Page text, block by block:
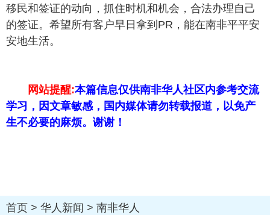
移民和签证的动向，抓住时机和机会，合法办理自己
的签证。希望所有客户早日拿到PR，能在南非平平安
安地生活。
网站提醒:本篇信息仅供南非华人社区内参考交流
学习，因文章敏感，国内媒体请勿转载报道，以免产
生不必要的麻烦。谢谢！
首页 > 华人新闻 > 南非华人